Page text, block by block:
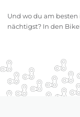
Und wo du am
nächtigst? In den